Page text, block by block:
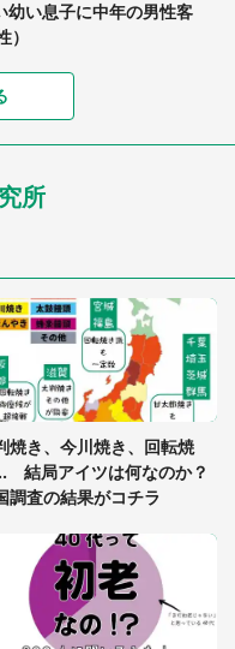
幼い息子に中年の男性客
店頭駄々こね〟の内容に1.
り場ならまだしも...」「ハ
、激写される 「これもう
線で大パニック。隣席の青
願いしたら...」 体験談に
野菜〟に6.5万人戦慄
ます」住人の呟きに30万
か、あなたはわかる？
る娘を送って行ったら、真
所
焼き、今川焼き、回転焼
結局アイツは何なのか？
調査の結果がコチラ